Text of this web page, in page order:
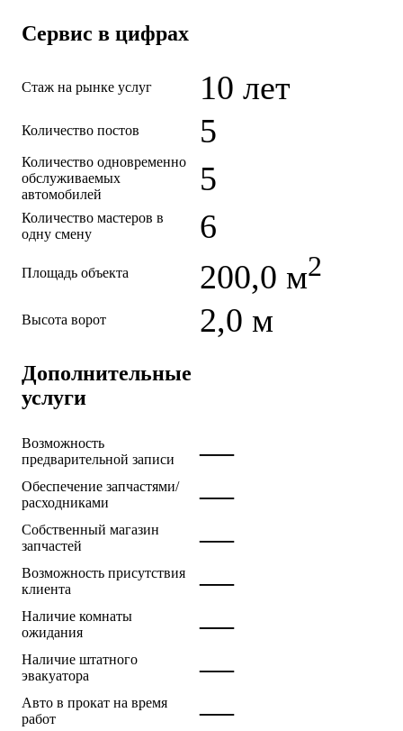
Сервис в цифрах
Стаж на рынке услуг 10 лет
Количество постов 5
Количество одновременно
обслуживаемых
автомобилей
5
Количество мастеров в
одну смену
6
Площадь объекта 200,0 м2
Высота ворот 2,0 м
Дополнительные
услуги
Возможность
предварительной записи
—
Обеспечение запчастями/
расходниками
—
Собственный магазин
запчастей
—
Возможность присутствия
клиента
—
Наличие комнаты
ожидания
—
Наличие штатного
эвакуатора
—
Авто в прокат на время
работ
—